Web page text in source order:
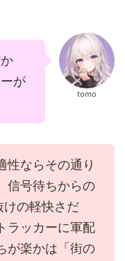
が
tomo
性ならその通り
信号待ちからの
けの軽快さだ
ラッカーに軍配
が楽かは「街の